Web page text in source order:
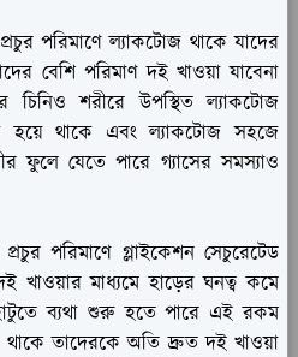
পরিমাণে ল্যাকটোজ থাকে যাদের
বেশি পরিমাণ দই খাওয়া যাবেনা
শরীরে উপস্থিত ল্যাকটোজ
হয়ে থাকে এবং ল্যাকটোজ সহজে
ফুলে যেতে পারে গ্যাসের সমস্যাও
প্রচুর পরিমাণে গ্লাইকেশন সেচুরেটেড
খাওয়ার মাধ্যমে হাড়ের ঘনত্ব কমে
ব্যথা শুরু হতে পারে এই রকম
থাকে তাদেরকে অতি দ্রুত দই খাওয়া